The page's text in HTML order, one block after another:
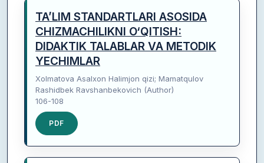
TA’LIM STANDARTLARI ASOSIDA
CHIZMACHILIKNI O‘QITISH:
DIDAKTIK TALABLAR VA METODIK
YECHIMLAR
Xolmatova Asalxon Halimjon qizi; Mamatqulov
Rashidbek Ravshanbekovich (Author)
106-108
PDF